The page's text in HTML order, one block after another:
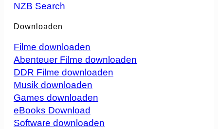
NZB Search
Downloaden
Filme downloaden
Abenteuer Filme downloaden
DDR Filme downloaden
Musik downloaden
Games downloaden
eBooks Download
Software downloaden